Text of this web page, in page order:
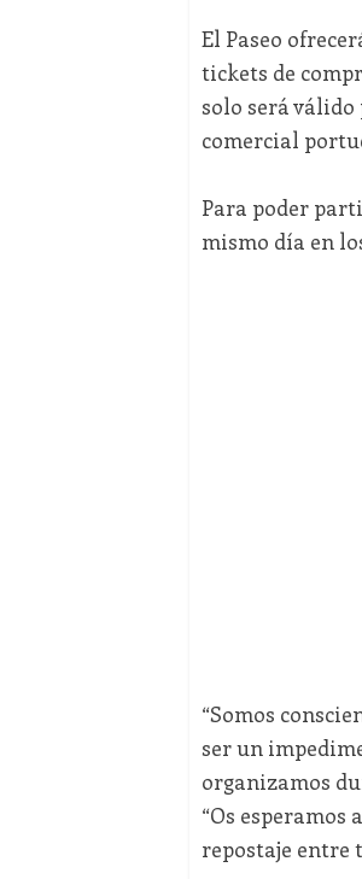
El Paseo
tickets de
solo será
comercial
Para poder
mismo día en
“Somos
ser un
organizamos
“Os esperamos
repostaje entre